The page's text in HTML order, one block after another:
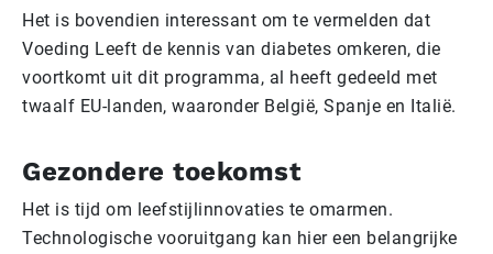
Het is bovendien interessant om te vermelden dat
Voeding Leeft de kennis van diabetes omkeren, die
voortkomt uit dit programma, al heeft gedeeld met
twaalf EU-landen, waaronder België, Spanje en Italië.
Gezondere toekomst
Het is tijd om leefstijlinnovaties te omarmen.
Technologische vooruitgang kan hier een belangrijke